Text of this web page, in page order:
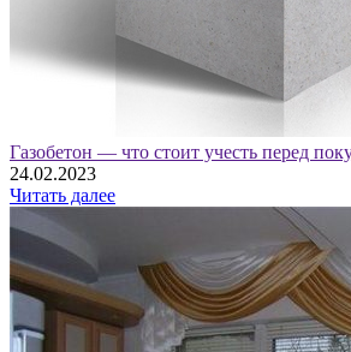
Газобетон — что стоит учесть перед
24.02.2023
Читать далее